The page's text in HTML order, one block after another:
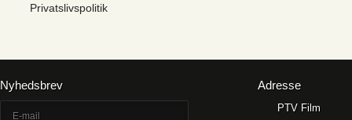
Privatslivspolitik
Nyhedsbrev Adresse
PTV Film